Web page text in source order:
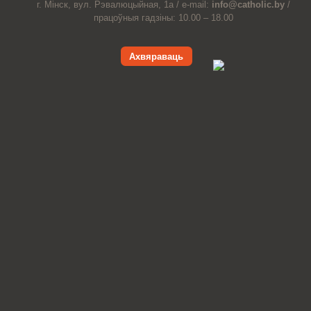
г. Мінск, вул. Рэвалюцыйная, 1а / e-mail: info@catholic.by /
працоўныя гадзіны: 10.00 – 18.00
Ахвяраваць